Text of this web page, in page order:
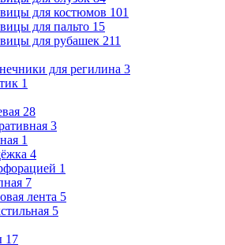
для костюмов 101
для пальто 15
для рубашек 211
для регилина 3
1
28
3
1
4
1
7
лента 5
5
17